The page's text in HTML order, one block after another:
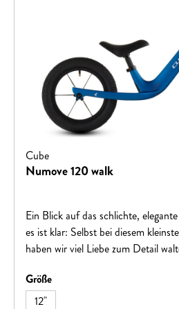
Cube
Numove 120 walk
Ein Blick auf das schlichte,
es ist klar: Selbst bei diesem
haben wir viel Liebe zum Detail
Rohre und Rohrabschlüsse, damit
ersten Fahrversuchen – und
Größeauswählen
12"